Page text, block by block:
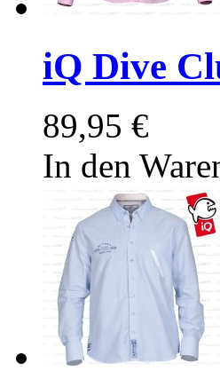
iQ Dive
89,95 €
In den